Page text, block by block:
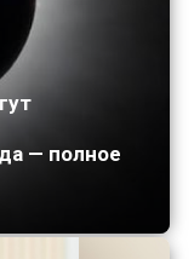
— полное